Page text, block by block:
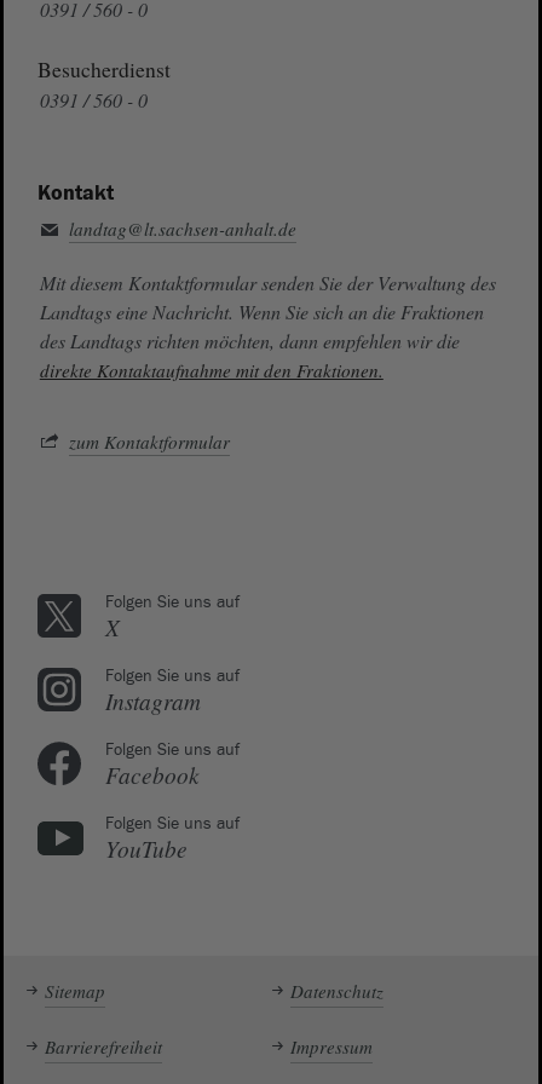
0391 / 560 - 0
Besucherdienst
0391 / 560 - 0
Kontakt
landtag@lt.sachsen-anhalt.de
Mit diesem Kontaktformular senden Sie der Verwaltung des
Landtags eine Nachricht. Wenn Sie sich an die Fraktionen
des Landtags richten möchten, dann empfehlen wir die
direkte Kontaktaufnahme mit den Fraktionen.
zum Kontaktformular
Folgen Sie uns auf
X
Folgen Sie uns auf
Instagram
Folgen Sie uns auf
Facebook
Folgen Sie uns auf
YouTube
Sitemap Datenschutz
Barrierefreiheit Impressum